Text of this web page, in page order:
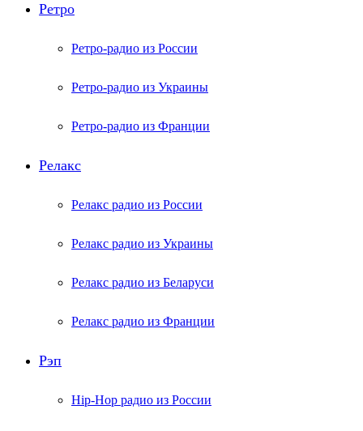
Ретро
Ретро-радио из России
Ретро-радио из Украины
Ретро-радио из Франции
Релакс
Релакс радио из России
Релакс радио из Украины
Релакс радио из Беларуси
Релакс радио из Франции
Рэп
Hip-Hop радио из России